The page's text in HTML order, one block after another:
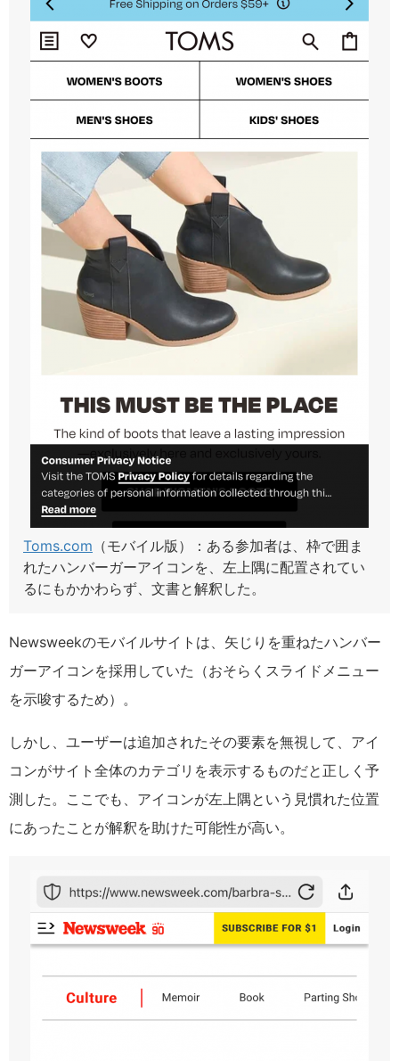
Toms.com （モバイル版）：ある参加者は、枠で囲ま
れたハンバーガーアイコンを、左上隅に配置されてい
るにもかかわらず、文書と解釈した。
Newsweekのモバイルサイトは、矢じりを重ねたハンバー
ガーアイコンを採用していた（おそらくスライドメニュー
を示唆するため）。
しかし、ユーザーは追加されたその要素を無視して、アイ
コンがサイト全体のカテゴリを表示するものだと正しく予
測した。ここでも、アイコンが左上隅という見慣れた位置
にあったことが解釈を助けた可能性が高い。